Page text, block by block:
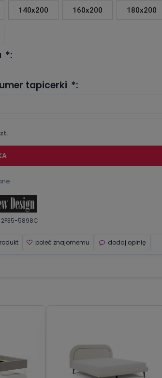
140x200 160x200 180x200
*:
tapicerki *:
2F35-5898C
poleć znajomemu dodaj opinię